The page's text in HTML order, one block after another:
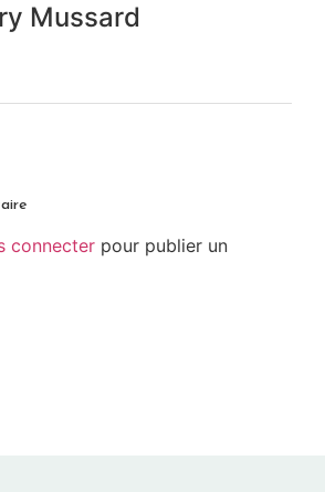
Mussard
connecter pour publier un